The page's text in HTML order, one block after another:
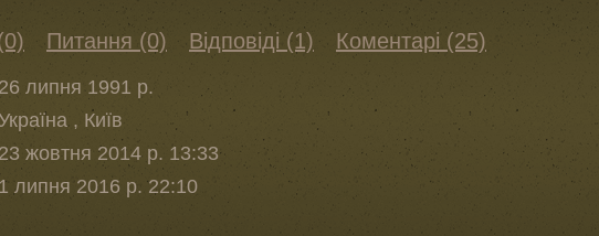
Питання (0) Відповіді (1) Коментарі (25)
26 липня 1991 р.
, Київ
23 жовтня 2014 р. 13:33
1 липня 2016 р. 22:10